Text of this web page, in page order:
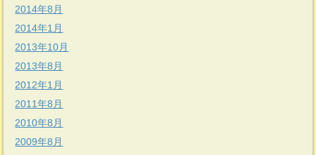
2014年8月
2014年1月
2013年10月
2013年8月
2012年1月
2011年8月
2010年8月
2009年8月